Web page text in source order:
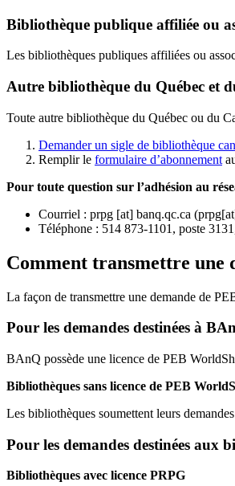
Bibliothèque publique affiliée ou
Les bibliothèques publiques affiliées ou
Autre bibliothèque du Québec et
Toute autre bibliothèque du Québec ou du
Demander un sigle de bibliothèque
Remplir le formulaire d’abonnement
Pour toute question sur l’adhésion au
Courriel : prpg [at] banq.qc.ca (
Téléphone : 514 873-1101, poste
Comment transmettre une
La façon de transmettre une demande de
Pour les demandes destinées à
BAnQ possède une licence de PEB
Bibliothèques sans licence de PEB
Les bibliothèques soumettent leurs
Pour les demandes destinées aux
Bibliothèques avec licence PRPG